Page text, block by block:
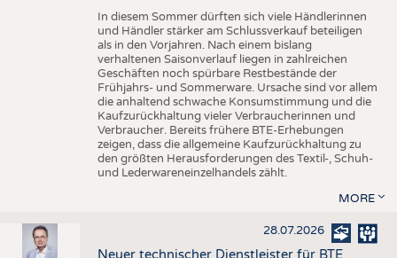
In diesem Sommer dürften sich viele Händlerinnen
und Händler stärker am Schlussverkauf beteiligen
als in den Vorjahren. Nach einem bislang
verhaltenen Saisonverlauf liegen in zahlreichen
Geschäften noch spürbare Restbestände der
Frühjahrs- und Sommerware. Ursache sind vor allem
die anhaltend schwache Konsumstimmung und die
Kaufzurückhaltung vieler Verbraucherinnen und
Verbraucher. Bereits frühere BTE-Erhebungen
zeigen, dass die allgemeine Kaufzurückhaltung zu
den größten Herausforderungen des Textil-, Schuh-
und Lederwareneinzelhandels zählt.
MORE
28.07.2026
Neuer technischer Dienstleister für BTE